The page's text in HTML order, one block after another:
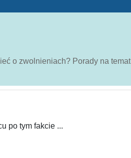
o zwolnieniach? Porady na temat
po tym fakcie ...